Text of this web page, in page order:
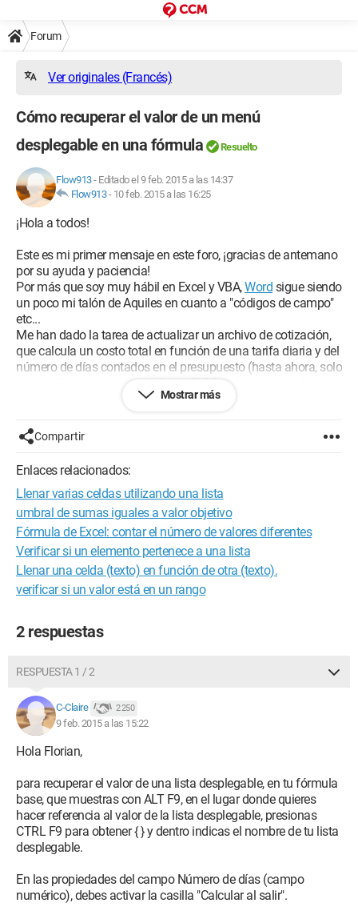
Forum
Ver originales (Francés)
Cómo recuperar el valor de un menú
desplegable en una fórmula
Resuelto
Flow913- Editado el 9 feb. 2015 a las 14:37
Flow913- 10 feb. 2015 a las 16:25
¡Hola a todos!
Este es mi primer mensaje en este foro, ¡gracias de antemano
por su ayuda y paciencia!
Por más que soy muy hábil en Excel y VBA,Word sigue siendo
un poco mi talón de Aquiles en cuanto a "códigos de campo"
etc...
Me han dado la tarea de actualizar un archivo de cotización,
que calcula un costo total en función de una tarifa diaria y del
número de días contados en el presupuesto (hasta ahora, solo
era una fórmula en una tabla, un SUM que cuenta el número
de días y lo multiplica por la tarifa que era fija... hasta ahora).
la tarifa ya no es fija, y por lo tanto buscar este valor en un
menú desplegable.
He intentado plantear mi problema de la manera más simple
posible sin olvidar demasiada información.
¿Tendrían alguna idea? ¿O incluso una solución? :P
Atentamente, Florian.
Configuración:Windows 7 / Chrome 40.0.2214.93
Mostrar más
Compartir
Enlaces relacionados:
Llenar varias celdas utilizando una lista
umbral de sumas iguales a valor objetivo
Fórmula de Excel: contar el número de valores diferentes
Verificar si un elemento pertenece a una lista
Llenar una celda (texto) en función de otra (texto).
verificar si un valor está en un rango
2 respuestas
RESPUESTA 1 / 2
C-Claire 2 250
9 feb. 2015 a las 15:22
Hola Florian,
para recuperar el valor de una lista desplegable, en tu fórmula
base, que muestras con ALT F9, en el lugar donde quieres
hacer referencia al valor de la lista desplegable, presionas
CTRL F9 para obtener { } y dentro indicas el nombre de tu lista
desplegable.
En las propiedades del campo Número de días (campo
numérico), debes activar la casilla "Calcular al salir".